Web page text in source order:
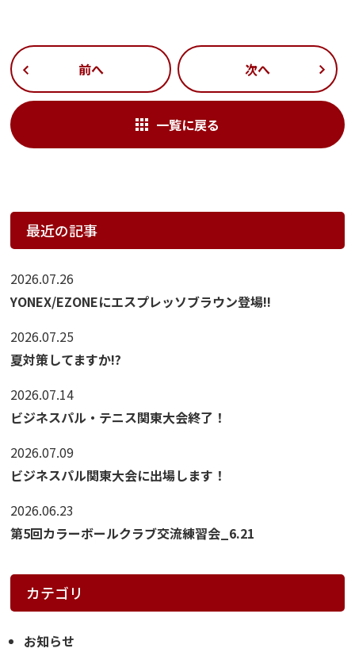
前へ
一覧に戻る
次へ
最近の記事
2026.07.26
YONEX/EZONEにエスプレッソブラウン登場!!
2026.07.25
夏対策してますか!?
2026.07.14
ビジネスパル・テニス関東大会終了！
2026.07.09
ビジネスパル関東大会に出場します！
2026.06.23
第5回カラーボールクラブ交流練習会_6.21
カテゴリ
お知らせ